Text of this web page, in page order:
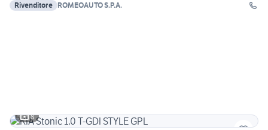
Rivenditore ROMEOAUTO S.P.A.
8